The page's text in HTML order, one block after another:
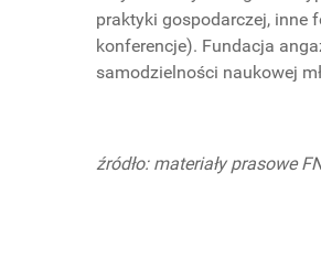
praktyki gospodarczej, inne
konferencje). Fundacja
samodzielności naukowej
źródło: materiały prasowe